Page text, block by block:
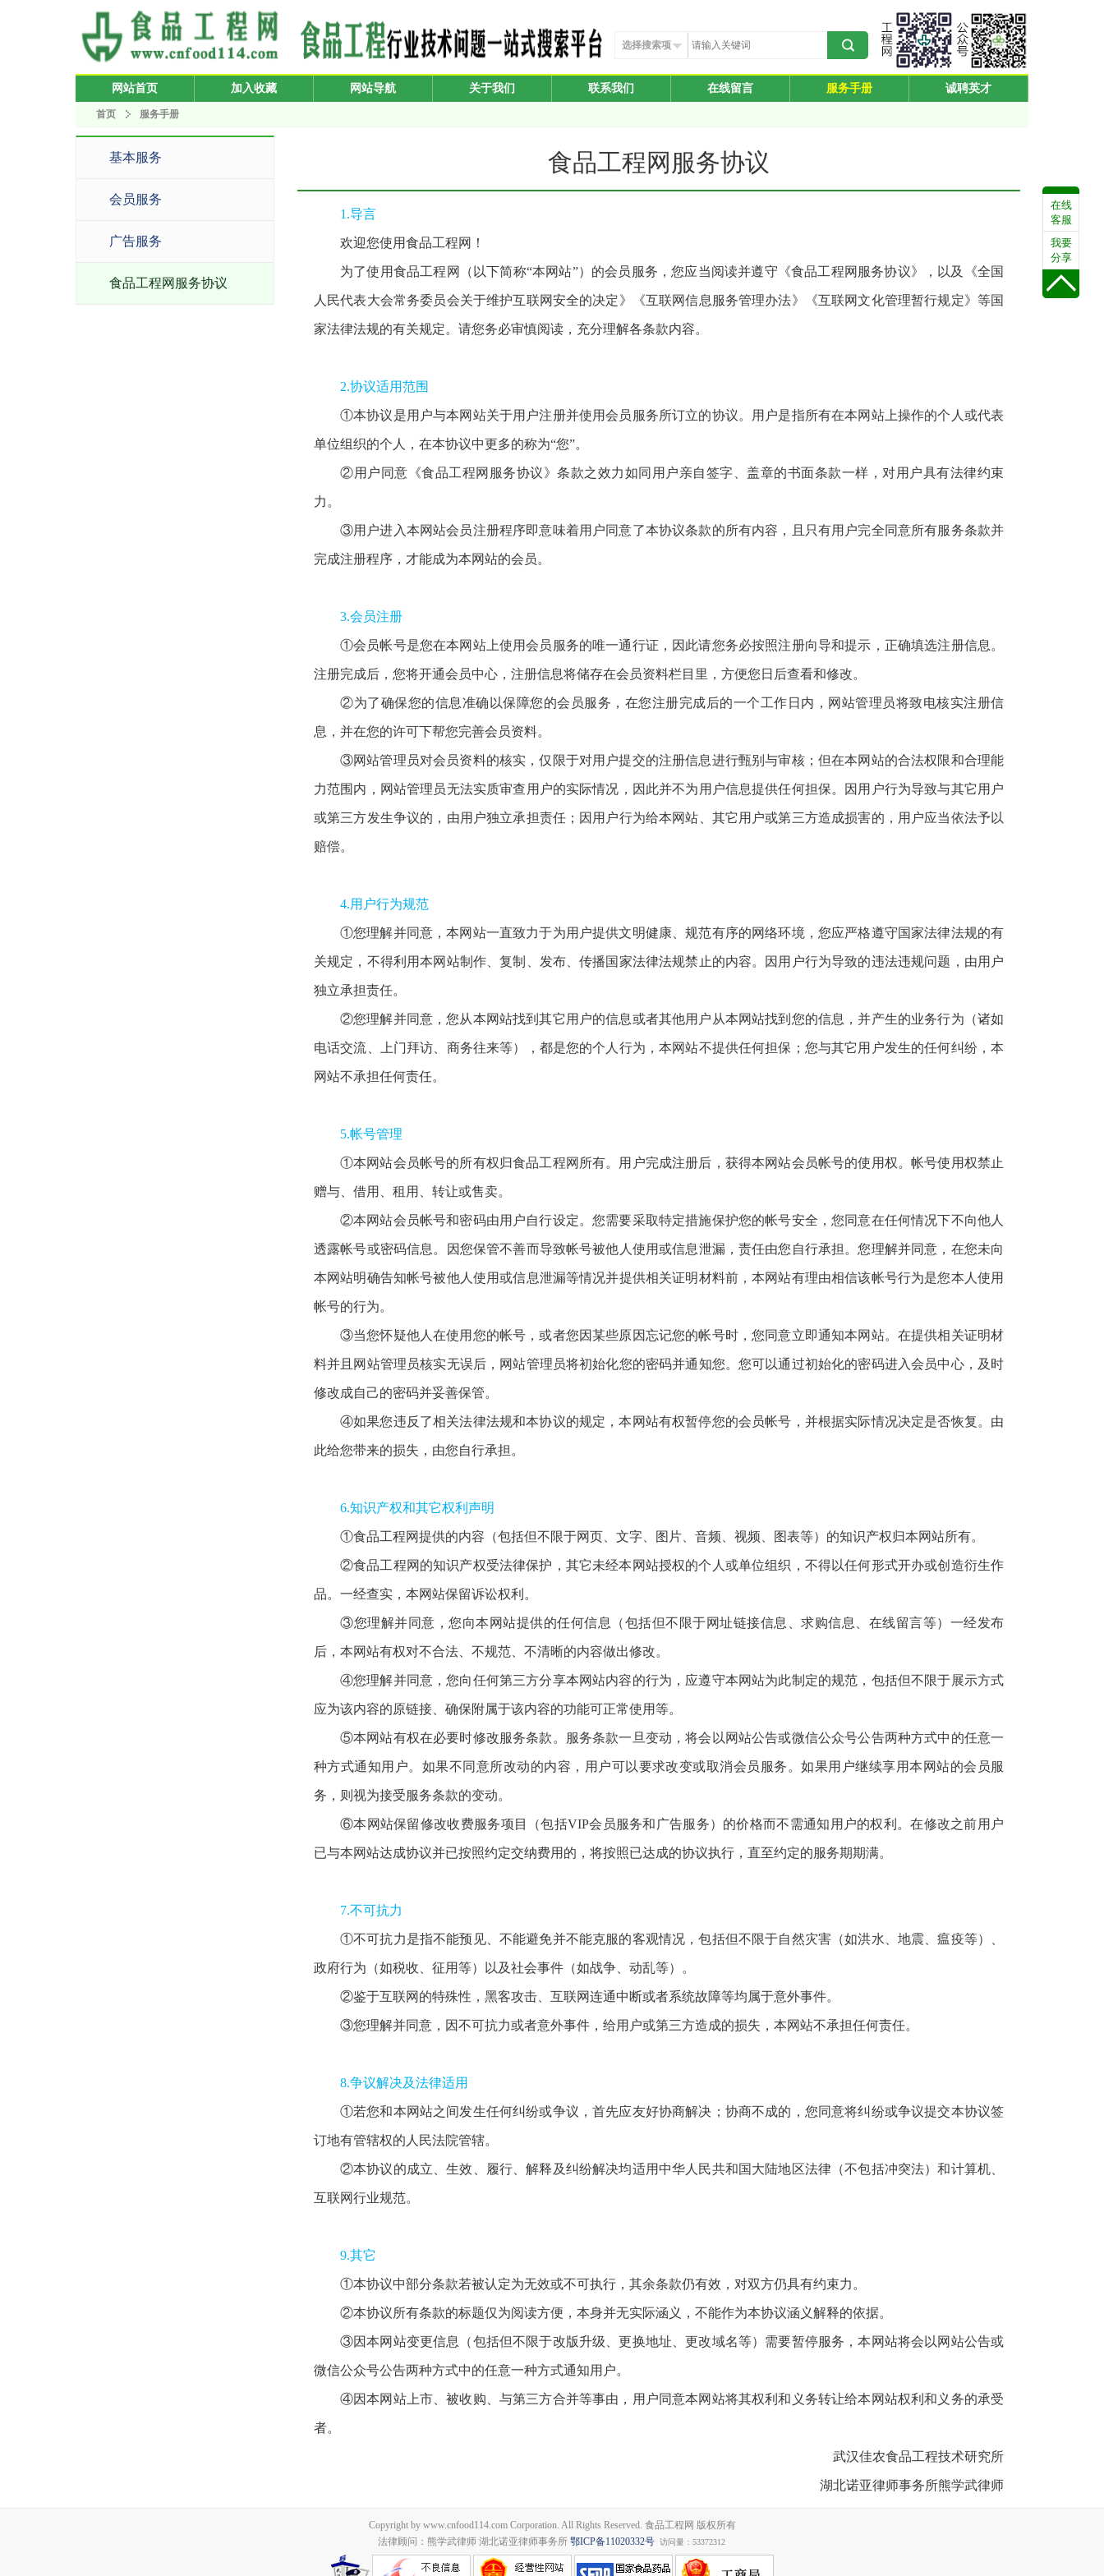
选择搜索项
网站首页 加入收藏 网站导航 关于我们 联系我们 在线留言 服务手册 诚聘英才
首页 服务手册
基本服务
会员服务
广告服务
食品工程网服务协议
食品工程网服务协议
1.导言
欢迎您使用食品工程网！
为了使用食品工程网（以下简称“本网站”）的会员服务，您应当阅读并遵守《食品工程网服务协议》，以及《全国
人民代表大会常务委员会关于维护互联网安全的决定》《互联网信息服务管理办法》《互联网文化管理暂行规定》等国
家法律法规的有关规定。请您务必审慎阅读，充分理解各条款内容。
2.协议适用范围
①本协议是用户与本网站关于用户注册并使用会员服务所订立的协议。用户是指所有在本网站上操作的个人或代表
单位组织的个人，在本协议中更多的称为“您”。
②用户同意《食品工程网服务协议》条款之效力如同用户亲自签字、盖章的书面条款一样，对用户具有法律约束
力。
③用户进入本网站会员注册程序即意味着用户同意了本协议条款的所有内容，且只有用户完全同意所有服务条款并
完成注册程序，才能成为本网站的会员。
3.会员注册
①会员帐号是您在本网站上使用会员服务的唯一通行证，因此请您务必按照注册向导和提示，正确填选注册信息。
注册完成后，您将开通会员中心，注册信息将储存在会员资料栏目里，方便您日后查看和修改。
②为了确保您的信息准确以保障您的会员服务，在您注册完成后的一个工作日内，网站管理员将致电核实注册信
息，并在您的许可下帮您完善会员资料。
③网站管理员对会员资料的核实，仅限于对用户提交的注册信息进行甄别与审核；但在本网站的合法权限和合理能
力范围内，网站管理员无法实质审查用户的实际情况，因此并不为用户信息提供任何担保。因用户行为导致与其它用户
或第三方发生争议的，由用户独立承担责任；因用户行为给本网站、其它用户或第三方造成损害的，用户应当依法予以
赔偿。
4.用户行为规范
①您理解并同意，本网站一直致力于为用户提供文明健康、规范有序的网络环境，您应严格遵守国家法律法规的有
关规定，不得利用本网站制作、复制、发布、传播国家法律法规禁止的内容。因用户行为导致的违法违规问题，由用户
独立承担责任。
②您理解并同意，您从本网站找到其它用户的信息或者其他用户从本网站找到您的信息，并产生的业务行为（诸如
电话交流、上门拜访、商务往来等），都是您的个人行为，本网站不提供任何担保；您与其它用户发生的任何纠纷，本
网站不承担任何责任。
5.帐号管理
①本网站会员帐号的所有权归食品工程网所有。用户完成注册后，获得本网站会员帐号的使用权。帐号使用权禁止
赠与、借用、租用、转让或售卖。
②本网站会员帐号和密码由用户自行设定。您需要采取特定措施保护您的帐号安全，您同意在任何情况下不向他人
透露帐号或密码信息。因您保管不善而导致帐号被他人使用或信息泄漏，责任由您自行承担。您理解并同意，在您未向
本网站明确告知帐号被他人使用或信息泄漏等情况并提供相关证明材料前，本网站有理由相信该帐号行为是您本人使用
帐号的行为。
③当您怀疑他人在使用您的帐号，或者您因某些原因忘记您的帐号时，您同意立即通知本网站。在提供相关证明材
料并且网站管理员核实无误后，网站管理员将初始化您的密码并通知您。您可以通过初始化的密码进入会员中心，及时
修改成自己的密码并妥善保管。
④如果您违反了相关法律法规和本协议的规定，本网站有权暂停您的会员帐号，并根据实际情况决定是否恢复。由
此给您带来的损失，由您自行承担。
6.知识产权和其它权利声明
①食品工程网提供的内容（包括但不限于网页、文字、图片、音频、视频、图表等）的知识产权归本网站所有。
②食品工程网的知识产权受法律保护，其它未经本网站授权的个人或单位组织，不得以任何形式开办或创造衍生作
品。一经查实，本网站保留诉讼权利。
③您理解并同意，您向本网站提供的任何信息（包括但不限于网址链接信息、求购信息、在线留言等）一经发布
后，本网站有权对不合法、不规范、不清晰的内容做出修改。
④您理解并同意，您向任何第三方分享本网站内容的行为，应遵守本网站为此制定的规范，包括但不限于展示方式
应为该内容的原链接、确保附属于该内容的功能可正常使用等。
⑤本网站有权在必要时修改服务条款。服务条款一旦变动，将会以网站公告或微信公众号公告两种方式中的任意一
种方式通知用户。如果不同意所改动的内容，用户可以要求改变或取消会员服务。如果用户继续享用本网站的会员服
务，则视为接受服务条款的变动。
⑥本网站保留修改收费服务项目（包括VIP会员服务和广告服务）的价格而不需通知用户的权利。在修改之前用户
已与本网站达成协议并已按照约定交纳费用的，将按照已达成的协议执行，直至约定的服务期期满。
7.不可抗力
①不可抗力是指不能预见、不能避免并不能克服的客观情况，包括但不限于自然灾害（如洪水、地震、瘟疫等）、
政府行为（如税收、征用等）以及社会事件（如战争、动乱等）。
②鉴于互联网的特殊性，黑客攻击、互联网连通中断或者系统故障等均属于意外事件。
③您理解并同意，因不可抗力或者意外事件，给用户或第三方造成的损失，本网站不承担任何责任。
8.争议解决及法律适用
①若您和本网站之间发生任何纠纷或争议，首先应友好协商解决；协商不成的，您同意将纠纷或争议提交本协议签
订地有管辖权的人民法院管辖。
②本协议的成立、生效、履行、解释及纠纷解决均适用中华人民共和国大陆地区法律（不包括冲突法）和计算机、
互联网行业规范。
9.其它
①本协议中部分条款若被认定为无效或不可执行，其余条款仍有效，对双方仍具有约束力。
②本协议所有条款的标题仅为阅读方便，本身并无实际涵义，不能作为本协议涵义解释的依据。
③因本网站变更信息（包括但不限于改版升级、更换地址、更改域名等）需要暂停服务，本网站将会以网站公告或
微信公众号公告两种方式中的任意一种方式通知用户。
④因本网站上市、被收购、与第三方合并等事由，用户同意本网站将其权利和义务转让给本网站权利和义务的承受
者。
武汉佳农食品工程技术研究所
湖北诺亚律师事务所熊学武律师
在线
客服
我要
分享
Copyright by www.cnfood114.com Corporation. All Rights Reserved. 食品工程网 版权所有
法律顾问：熊学武律师 湖北诺亚律师事务所 鄂ICP备11020332号 访问量：53372312